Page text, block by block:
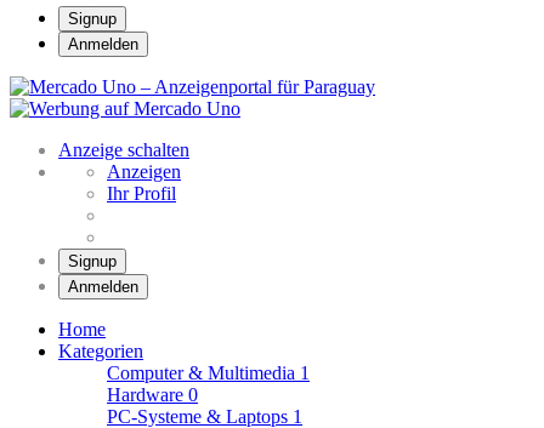
Signup
Anmelden
Anzeige schalten
Anzeigen
Ihr Profil
Signup
Anmelden
Home
Kategorien
Computer & Multimedia 1
Hardware 0
PC-Systeme & Laptops 1